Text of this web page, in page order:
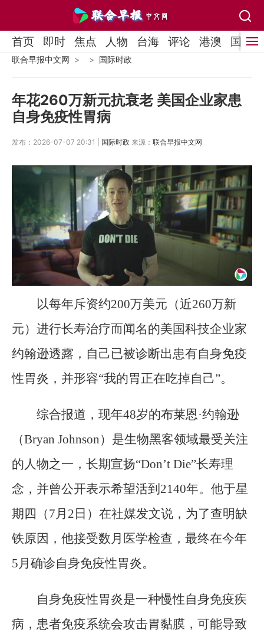
首页 即时 焦点 人物 台海 评论 港澳 国际
联合早报中文网 国际时政
年花260万新元抗衰老 美国企业家患
自身免疫性胃病
发布：2026-07-07 20:31 | 国际时政 来源： 联合早报中文网
以每年斥资约200万美元（近260万新
元）进行长寿治疗而闻名的美国科技企业家
约翰逊透露，自己已被诊断出患有自身免疫
性胃炎，并形容“我的胃正在吃掉自己”。
综合报道，现年48岁的布莱恩·约翰逊
（Bryan Johnson）是生物黑客领域最受关注
的人物之一，长期宣扬“Don’t Die”长寿理
念，并曾公开表示希望活到2140年。他于星
期四（7月2日）在社媒发文说，为了查明缺
铁原因，他接受数月医学检查，最终在今年
5月确诊自身免疫性胃炎。
自身免疫性胃炎是一种慢性自身免疫疾
病，患者免疫系统会攻击胃黏膜，可能导致